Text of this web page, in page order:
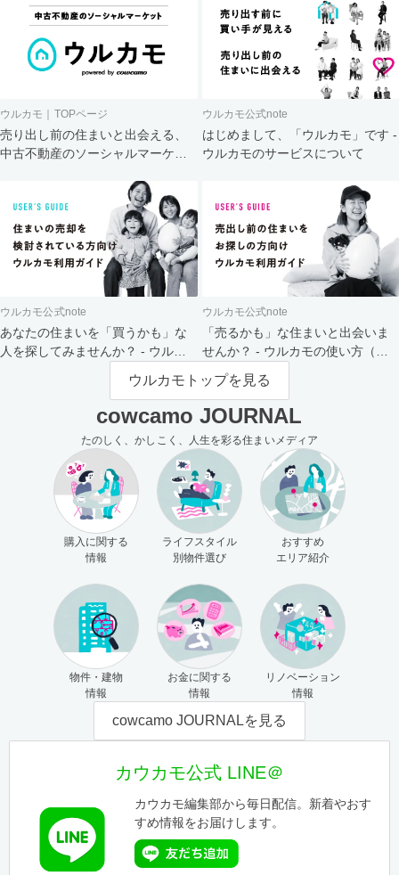
ウルカモ｜TOPページ
売り出し前の住まいと出会える、
中古不動産のソーシャルマーケッ
ウルカモ公式note
はじめまして、「ウルカモ」です -
ウルカモのサービスについて
ウルカモ公式note
あなたの住まいを「買うかも」な
人を探してみませんか？ - ウルカ
ウルカモ公式note
「売るかも」な住まいと出会いま
せんか？ - ウルカモの使い方（買
主さま向け）
ウルカモトップを見る
cowcamo JOURNAL
たのしく、かしこく、人生を彩る住まいメディア
購入に関する
情報
ライフスタイル
別物件選び
おすすめ
エリア紹介
物件・建物
情報
お金に関する
情報
リノベーション
情報
cowcamo JOURNALを見る
カウカモ公式 LINE＠
カウカモ編集部から毎日配信。新着やおす
すめ情報をお届けします。